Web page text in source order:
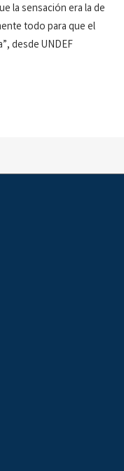
la sensación era la de
todo para que el
desde UNDEF